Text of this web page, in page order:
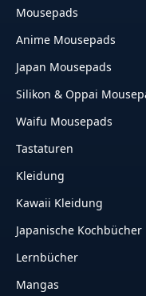
Mousepads
Anime Mousepads
Japan Mousepads
Silikon & Oppai
Waifu Mousepads
Tastaturen
Kleidung
Kawaii Kleidung
Japanische Kochbücher
Lernbücher
Mangas